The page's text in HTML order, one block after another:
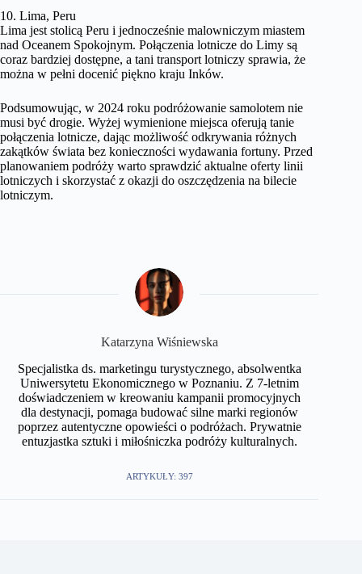
10. Lima, Peru
Lima jest stolicą Peru i jednocześnie malowniczym miastem
nad Oceanem Spokojnym. Połączenia lotnicze do Limy są
coraz bardziej dostępne, a tani transport lotniczy sprawia, że
można w pełni docenić piękno kraju Inków.
Podsumowując, w 2024 roku podróżowanie samolotem nie
musi być drogie. Wyżej wymienione miejsca oferują tanie
połączenia lotnicze, dając możliwość odkrywania różnych
zakątków świata bez konieczności wydawania fortuny. Przed
planowaniem podróży warto sprawdzić aktualne oferty linii
lotniczych i skorzystać z okazji do oszczędzenia na bilecie
lotniczym.
Katarzyna Wiśniewska
Specjalistka ds. marketingu turystycznego, absolwentka
Uniwersytetu Ekonomicznego w Poznaniu. Z 7-letnim
doświadczeniem w kreowaniu kampanii promocyjnych
dla destynacji, pomaga budować silne marki regionów
poprzez autentyczne opowieści o podróżach. Prywatnie
entuzjastka sztuki i miłośniczka podróży kulturalnych.
ARTYKUŁY: 397